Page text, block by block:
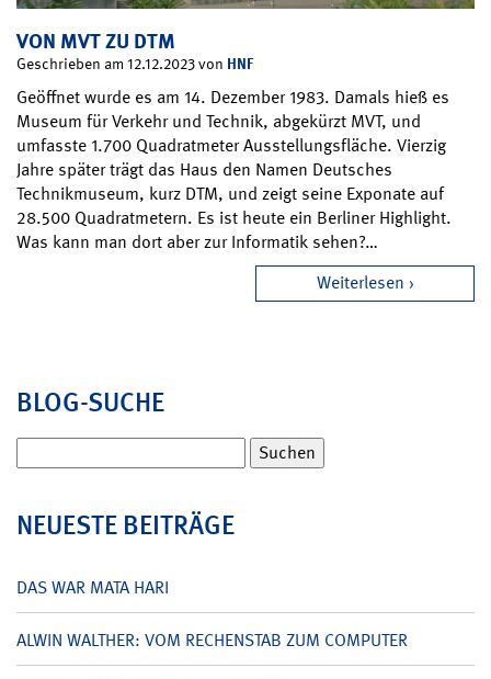
VON MVT ZU DTM
Geschrieben am 12.12.2023 von HNF
Geöffnet wurde es am 14. Dezember 1983. Damals hieß es
Museum für Verkehr und Technik, abgekürzt MVT, und
umfasste 1.700 Quadratmeter Ausstellungsfläche. Vierzig
Jahre später trägt das Haus den Namen Deutsches
Technikmuseum, kurz DTM, und zeigt seine Exponate auf
28.500 Quadratmetern. Es ist heute ein Berliner Highlight.
Was kann man dort aber zur Informatik sehen?…
Weiterlesen
BLOG-SUCHE
nach:
NEUESTE BEITRÄGE
DAS WAR MATA HARI
ALWIN WALTHER: VOM RECHENSTAB ZUM COMPUTER